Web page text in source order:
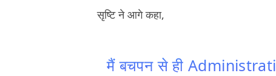
सृष्टि ने आगे कहा,
मैं बचपन से ही